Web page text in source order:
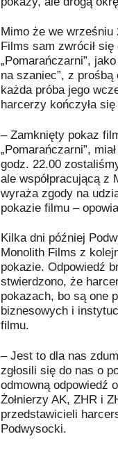
Mimo że we wrześniu
Films sam zwrócił
„Pomarańczarni”,
na szaniec”, z
każda próba jego
harcerzy kończyła
– Zamknięty pokaz
„Pomarańczarni”,
godz. 22.00
ale współpracującą z
wyraża zgody na
pokazie filmu –
Kilka dni później
Monolith Films z
pokazie. Odpowiedź
stwierdzono, że
pokazach, bo są one
biznesowych i
filmu.
– Jest to dla nas
zgłosili się do nas o
odmowną odpowiedź
Żołnierzy AK, ZHR i
przedstawicieli
Podwysocki.